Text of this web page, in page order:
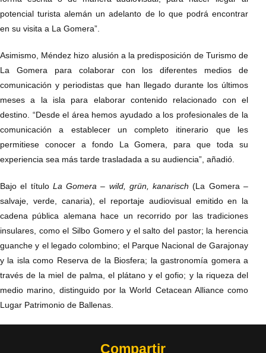
potencial turista alemán un adelanto de lo que podrá encontrar
en su visita a La Gomera”.
Asimismo, Méndez hizo alusión a la predisposición de Turismo de
La Gomera para colaborar con los diferentes medios de
comunicación y periodistas que han llegado durante los últimos
meses a la isla para elaborar contenido relacionado con el
destino. “Desde el área hemos ayudado a los profesionales de la
comunicación a establecer un completo itinerario que les
permitiese conocer a fondo La Gomera, para que toda su
experiencia sea más tarde trasladada a su audiencia”, añadió.
Bajo el título La Gomera – wild, grün, kanarisch (La Gomera –
salvaje, verde, canaria), el reportaje audiovisual emitido en la
cadena pública alemana hace un recorrido por las tradiciones
insulares, como el Silbo Gomero y el salto del pastor; la herencia
guanche y el legado colombino; el Parque Nacional de Garajonay
y la isla como Reserva de la Biosfera; la gastronomía gomera a
través de la miel de palma, el plátano y el gofio; y la riqueza del
medio marino, distinguido por la World Cetacean Alliance como
Lugar Patrimonio de Ballenas.
Compartir